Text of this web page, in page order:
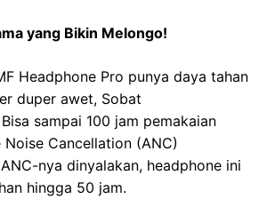
yang Bikin Melongo!
Headphone Pro punya daya tahan
duper awet, Sobat
sampai 100 jam pemakaian
Cancellation (ANC)
nya dinyalakan, headphone ini
hingga 50 jam.